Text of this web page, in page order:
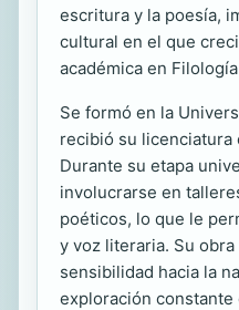
escritura y la poesía,
cultural en el que
académica en
Se formó en la
recibió su licenciatura
Durante su etapa
involucrarse en
poéticos, lo que le
y voz literaria. Su
sensibilidad hacia la
exploración constante